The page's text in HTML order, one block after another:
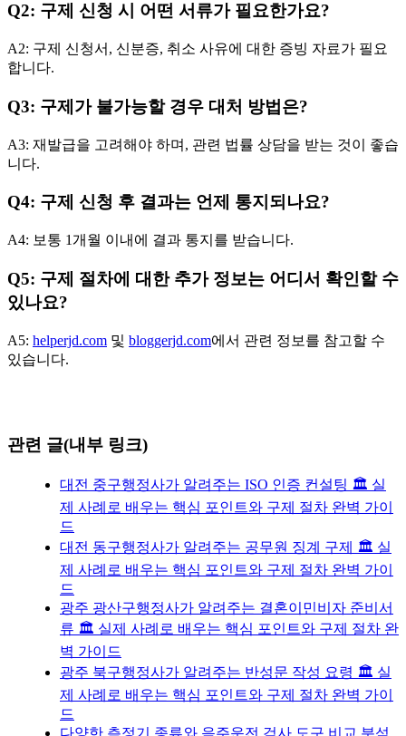
Q2: 구제 신청 시 어떤 서류가 필요한가요?
A2: 구제 신청서, 신분증, 취소 사유에 대한 증빙 자료가 필요
합니다.
Q3: 구제가 불가능할 경우 대처 방법은?
A3: 재발급을 고려해야 하며, 관련 법률 상담을 받는 것이 좋습
니다.
Q4: 구제 신청 후 결과는 언제 통지되나요?
A4: 보통 1개월 이내에 결과 통지를 받습니다.
Q5: 구제 절차에 대한 추가 정보는 어디서 확인할 수
있나요?
A5: helperjd.com 및 bloggerjd.com에서 관련 정보를 참고할 수
있습니다.
관련 글(내부 링크)
대전 중구행정사가 알려주는 ISO 인증 컨설팅 🏛️ 실
제 사례로 배우는 핵심 포인트와 구제 절차 완벽 가이
드
대전 동구행정사가 알려주는 공무원 징계 구제 🏛️ 실
제 사례로 배우는 핵심 포인트와 구제 절차 완벽 가이
드
광주 광산구행정사가 알려주는 결혼이민비자 준비서
류 🏛️ 실제 사례로 배우는 핵심 포인트와 구제 절차 완
벽 가이드
광주 북구행정사가 알려주는 반성문 작성 요령 🏛️ 실
제 사례로 배우는 핵심 포인트와 구제 절차 완벽 가이
드
다양한 측정기 종류와 음주운전 검사 도구 비교 분석